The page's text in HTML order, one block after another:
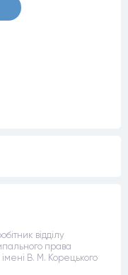
відділу
права
імені В. М. Корецького